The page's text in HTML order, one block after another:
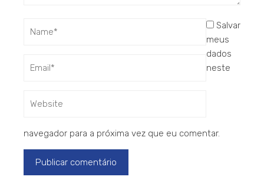
Salvar
meus
dados
neste
navegador para a próxima vez que eu comentar.